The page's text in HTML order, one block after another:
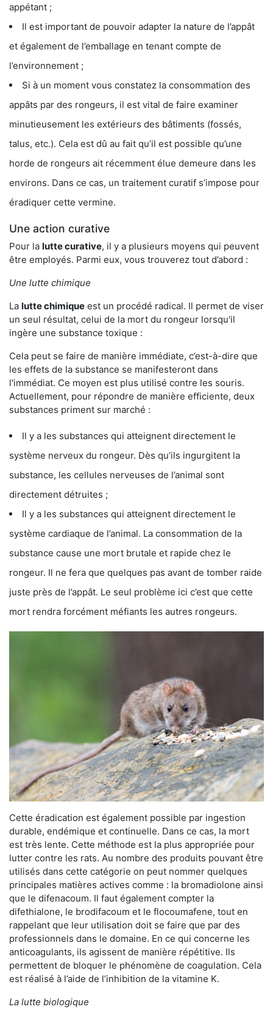
appétant ;
Il est important de pouvoir adapter la nature de l’appât
et également de l’emballage en tenant compte de
l’environnement ;
Si à un moment vous constatez la consommation des
appâts par des rongeurs, il est vital de faire examiner
minutieusement les extérieurs des bâtiments (fossés,
talus, etc.). Cela est dû au fait qu’il est possible qu’une
horde de rongeurs ait récemment élue demeure dans les
environs. Dans ce cas, un traitement curatif s’impose pour
éradiquer cette vermine.
Une action curative
Pour la lutte curative, il y a plusieurs moyens qui peuvent
être employés. Parmi eux, vous trouverez tout d’abord :
Une lutte chimique
La lutte chimique est un procédé radical. Il permet de viser
un seul résultat, celui de la mort du rongeur lorsqu'il
ingère une substance toxique :
Cela peut se faire de manière immédiate, c’est-à-dire que
les effets de la substance se manifesteront dans
l'immédiat. Ce moyen est plus utilisé contre les souris.
Actuellement, pour répondre de manière efficiente, deux
substances priment sur marché :
Il y a les substances qui atteignent directement le
système nerveux du rongeur. Dès qu’ils ingurgitent la
substance, les cellules nerveuses de l’animal sont
directement détruites ;
Il y a les substances qui atteignent directement le
système cardiaque de l’animal. La consommation de la
substance cause une mort brutale et rapide chez le
rongeur. Il ne fera que quelques pas avant de tomber raide
juste près de l’appât. Le seul problème ici c’est que cette
mort rendra forcément méfiants les autres rongeurs.
Cette éradication est également possible par ingestion
durable, endémique et continuelle. Dans ce cas, la mort
est très lente. Cette méthode est la plus appropriée pour
lutter contre les rats. Au nombre des produits pouvant être
utilisés dans cette catégorie on peut nommer quelques
principales matières actives comme : la bromadiolone ainsi
que le difenacoum. Il faut également compter la
difethialone, le brodifacoum et le flocoumafene, tout en
rappelant que leur utilisation doit se faire que par des
professionnels dans le domaine. En ce qui concerne les
anticoagulants, ils agissent de manière répétitive. Ils
permettent de bloquer le phénomène de coagulation. Cela
est réalisé à l’aide de l’inhibition de la vitamine K.
La lutte biologique